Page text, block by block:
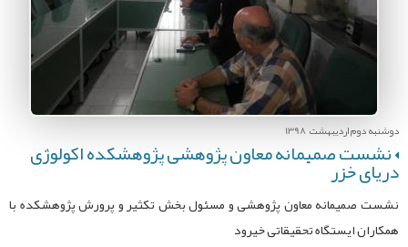
دوشنبه دوم اردیبهشت 1398
نشست صمیمانه معاون پژوهشی پژوهشکده اکولوژی
دریای خزر
نشست صمیمانه معاون پژوهشی و مسئول بخش تکثیر و پرورش پژوهشکده با
همکاران ایستگاه تحقیقاتی خیرود